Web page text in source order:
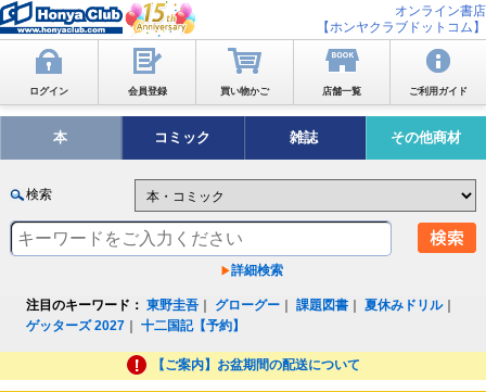
オンライン書店
【ホンヤクラブドットコム】
ログイン 会員登録 買い物かご 店舗一覧 ご利用ガイド
本 コミック 雑誌 その他商材
検索
詳細検索
注目のキーワード： 東野圭吾 グローグー ｜課題図書 ｜夏休みドリル｜
ゲッターズ 2027 ｜十二国記【予約】
【ご案内】お盆期間の配送について